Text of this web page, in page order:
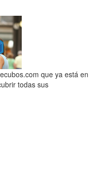
que ya está en
todas sus